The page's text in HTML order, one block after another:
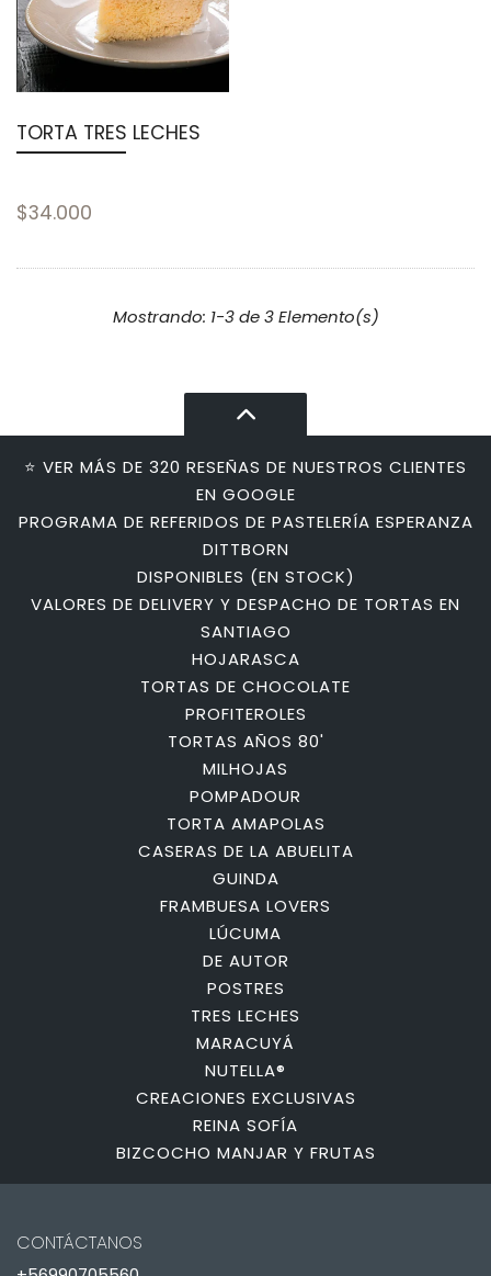
TORTA TRES LECHES
$34.000
Mostrando: 1-3 de 3 Elemento(s)
⭐ VER MÁS DE 320 RESEÑAS DE NUESTROS CLIENTES
EN GOOGLE
PROGRAMA DE REFERIDOS DE PASTELERÍA ESPERANZA
DITTBORN
DISPONIBLES (EN STOCK)
VALORES DE DELIVERY Y DESPACHO DE TORTAS EN
SANTIAGO
HOJARASCA
TORTAS DE CHOCOLATE
PROFITEROLES
TORTAS AÑOS 80'
MILHOJAS
POMPADOUR
TORTA AMAPOLAS
CASERAS DE LA ABUELITA
GUINDA
FRAMBUESA LOVERS
LÚCUMA
DE AUTOR
POSTRES
TRES LECHES
MARACUYÁ
NUTELLA®
CREACIONES EXCLUSIVAS
REINA SOFÍA
BIZCOCHO MANJAR Y FRUTAS
CONTÁCTANOS